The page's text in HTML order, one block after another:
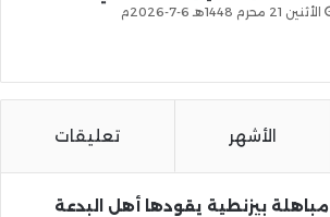
الأثنين 21 محرم 1448هـ 6-7-2026م
الأشهر تعليقات
مباهلة بيزنطية يقودها أهل البدعة